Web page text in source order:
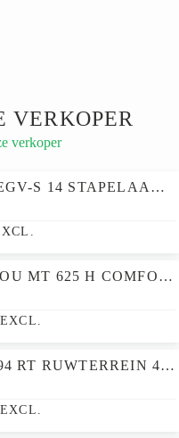
VERKOPER
verkoper
STILL EGV-S 14 STAPELAAR NIEUWE ACCU FREELIFT TRIPLEX
MANITOU MT 625 H COMFORT NL KENTEKEN VERREIKER
JLG 3394 RT RUWTERREIN 4X4 SCHAARHOOGWERKER